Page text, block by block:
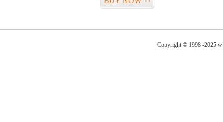
>>
Copyright © 1998 -2025